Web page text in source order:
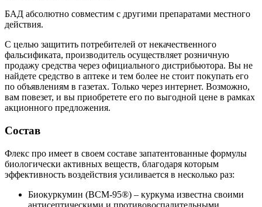
БАД абсолютно совместим с другими препаратами местного
действия.
С целью защитить потребителей от некачественного
фальсификата, производитель осуществляет розничную
продажу средства через официального дистрибьютора. Вы не
найдете средство в аптеке и тем более не стоит покупать его
по объявлениям в газетах. Только через интернет. Возможно,
вам повезет, и вы приобретете его по выгодной цене в рамках
акционного предложения.
Состав
Флекс про имеет в своем составе запатентованные формулы
биологически активных веществ, благодаря которым
эффективность воздействия усиливается в несколько раз:
Биокуркумин (BCM-95®) – куркума известна своими
антисептическими и противовоспалительными